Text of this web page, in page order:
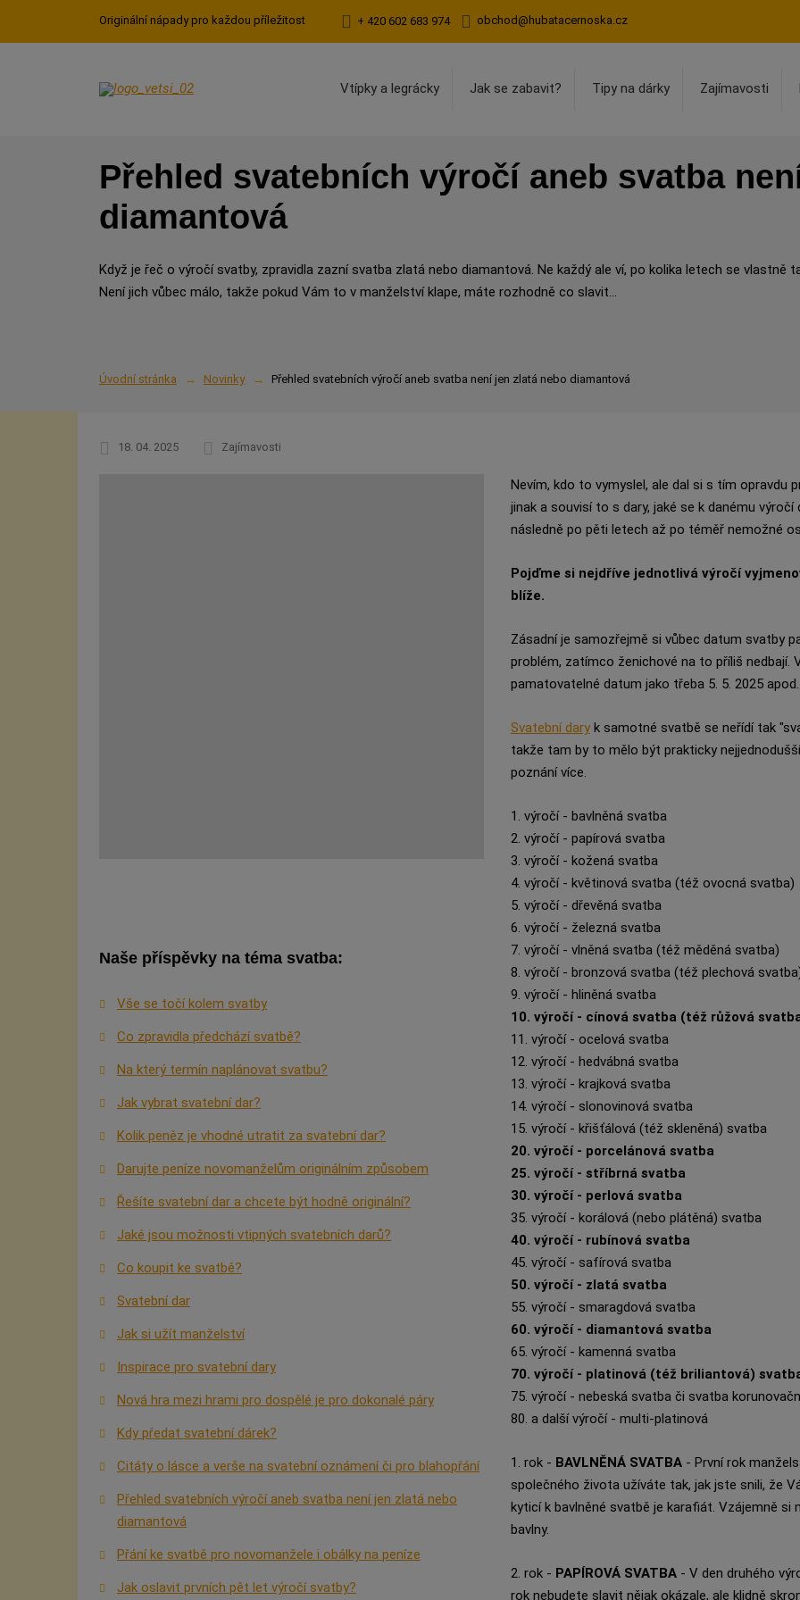
Originální nápady pro každou příležitost + 420 602 683 974 obchod@hubatacernoska.cz
Vtípky a legrácky Jak se zabavit? Tipy na dárky Zajímavosti
Přehled svatebních výročí aneb svatba
diamantová
Když je řeč o výročí svatby, zpravidla zazní svatba zlatá nebo diamantová. Ne každý ale ví, po kolika letech se vlastně
Není jich vůbec málo, takže pokud Vám to v manželství klape, máte rozhodně co slavit...
Úvodní stránka Novinky Přehled svatebních výročí aneb svatba není jen zlatá nebo diamantová
18. 04. 2025 Zajímavosti
Naše příspěvky na téma svatba:
Vše se točí kolem svatby
Co zpravidla předchází svatbě?
Na který termín naplánovat svatbu?
Jak vybrat svatební dar?
Kolik peněz je vhodné utratit za svatební dar?
Darujte peníze novomanželům originálním způsobem
Řešíte svatební dar a chcete být hodně originální?
Jaké jsou možnosti vtipných svatebních darů?
Co koupit ke svatbě?
Svatební dar
Jak si užít manželství
Inspirace pro svatební dary
Nová hra mezi hrami pro dospělé je pro dokonalé páry
Kdy předat svatební dárek?
Citáty o lásce a verše na svatební oznámení či pro blahopřání
Přehled svatebních výročí aneb svatba není jen zlatá nebo
diamantová
Přání ke svatbě pro novomanžele i obálky na peníze
Jak oslavit prvních pět let výročí svatby?
Nevím, kdo to vymyslel, ale dal si s tím opravdu
jinak a souvisí to s dary, jaké se k danému
následně po pěti letech až po téměř nemožné
Pojďme si nejdříve jednotlivá výročí
blíže.
Zásadní je samozřejmě si vůbec datum svatby
problém, zatímco ženichové na to příliš
pamatovatelné datum jako třeba 5. 5. 2025 apod.
Svatební daryk samotné svatbě se neřídí tak
takže tam by to mělo být prakticky
poznání více.
1. výročí - bavlněná svatba
2. výročí - papírová svatba
3. výročí - kožená svatba
4. výročí - květinová svatba (též ovocná svatba)
5. výročí - dřevěná svatba
6. výročí - železná svatba
7. výročí - vlněná svatba (též měděná svatba)
8. výročí - bronzová svatba (též plechová
9. výročí - hliněná svatba
10. výročí - cínová svatba (též růžová
11. výročí - ocelová svatba
12. výročí - hedvábná svatba
13. výročí - krajková svatba
14. výročí - slonovinová svatba
15. výročí - křišťálová (též skleněná) svatba
20. výročí - porcelánová svatba
25. výročí - stříbrná svatba
30. výročí - perlová svatba
35. výročí - korálová (nebo plátěná) svatba
40. výročí - rubínová svatba
45. výročí - safírová svatba
50. výročí - zlatá svatba
55. výročí - smaragdová svatba
60. výročí - diamantová svatba
65. výročí - kamenná svatba
70. výročí - platinová (též briliantová)
75. výročí - nebeská svatba či svatba
80. a další výročí - multi-platinová
1. rok - BAVLNĚNÁ SVATBA- První rok
společného života užíváte tak, jak jste snili, že
kyticí k bavlněné svatbě je karafiát. Vzájemně
bavlny.
2. rok - PAPÍROVÁ SVATBA- V den druhého
rok nebudete slavit nějak okázale, ale klidně